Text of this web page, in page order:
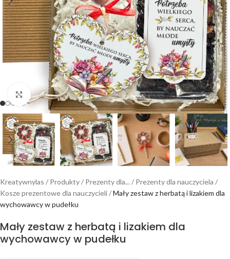
Powiększ
Kreatywnylas / Produkty/ Prezenty dla... / Prezenty dla nauczyciela /
Kosze prezentowe dla nauczycieli/Mały zestaw z herbatą i lizakiem dla
wychowawcy w pudełku
Mały zestaw z herbatą i lizakiem dla
wychowawcy w pudełku